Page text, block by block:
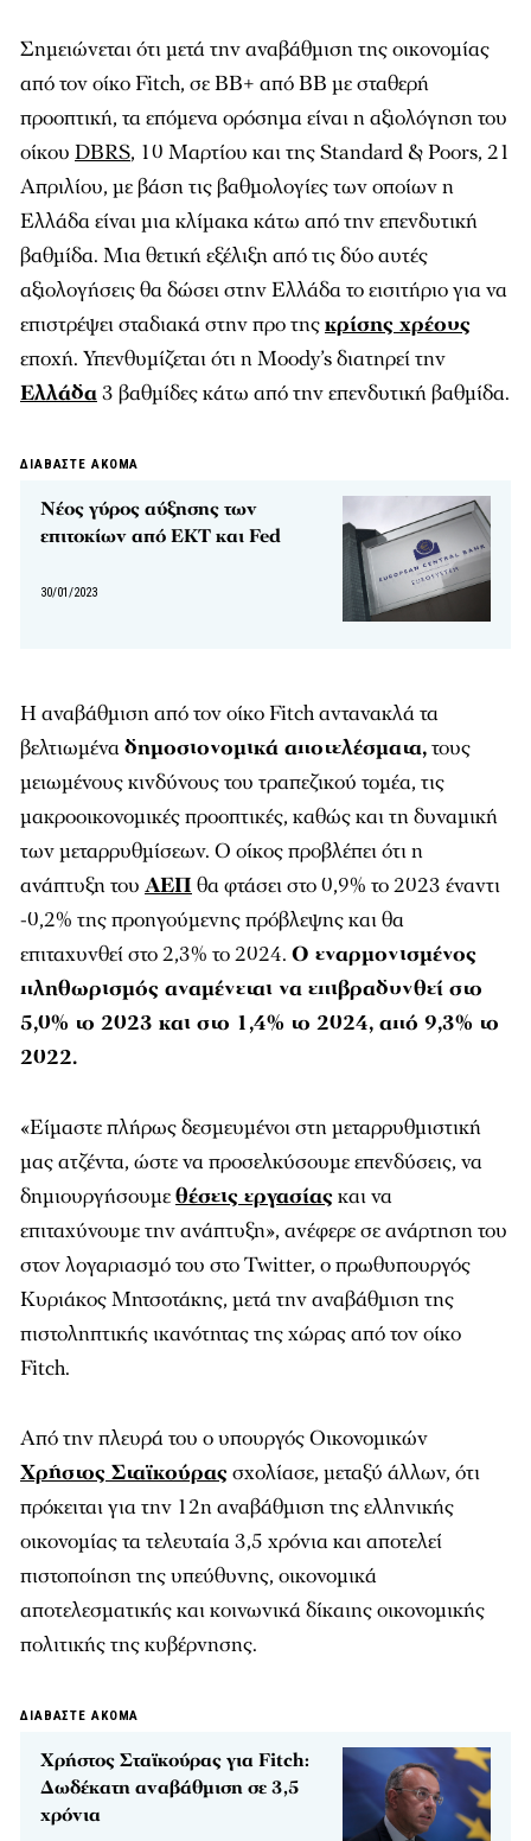
Σημειώνεται ότι μετά την αναβάθμιση της οικονομίας
από τον οίκο Fitch, σε ΒΒ+ από BB με σταθερή
προοπτική, τα επόμενα ορόσημα είναι η αξιολόγηση του
οίκου DBRS, 10 Μαρτίου και της Standard & Poors, 21
Απριλίου, με βάση τις βαθμολογίες των οποίων η
Ελλάδα είναι μια κλίμακα κάτω από την επενδυτική
βαθμίδα. Μια θετική εξέλιξη από τις δύο αυτές
αξιολογήσεις θα δώσει στην Ελλάδα το εισιτήριο για να
επιστρέψει σταδιακά στην προ τηςκρίσης χρέους
εποχή. Υπενθυμίζεται ότι η Moody’s διατηρεί την
Ελλάδα3 βαθμίδες κάτω από την επενδυτική βαθμίδα.
ΔΙΑΒΑΣΤΕ ΑΚΟΜΑ
Νέος γύρος αύξησης των
επιτοκίων από ΕΚΤ και Fed
30/01/2023
Η αναβάθμιση από τον οίκο Fitch αντανακλά τα
βελτιωμέναδημοσιονομικά αποτελέσματα,τους
μειωμένους κινδύνους του τραπεζικού τομέα, τις
μακροοικονομικές προοπτικές, καθώς και τη δυναμική
των μεταρρυθμίσεων. Ο οίκος προβλέπει ότι η
ανάπτυξη του ΑΕΠ θα φτάσει στο 0,9% το 2023 έναντι
-0,2% της προηγούμενης πρόβλεψης και θα
επιταχυνθεί στο 2,3% το 2024. Ο εναρμονισμένος
πληθωρισμός αναμένεται να επιβραδυνθεί στο
5,0% το 2023 και στο 1,4% το 2024, από 9,3% το
2022.
«Είμαστε πλήρως δεσμευμένοι στη μεταρρυθμιστική
μας ατζέντα, ώστε να προσελκύσουμε επενδύσεις, να
δημιουργήσουμεθέσεις εργασίαςκαι να
επιταχύνουμε την ανάπτυξη», ανέφερε σε ανάρτηση του
στον λογαριασμό του στο Twitter, o πρωθυπουργός
Κυριάκος Μητσοτάκης, μετά την αναβάθμιση της
πιστοληπτικής ικανότητας της χώρας από τον οίκο
Fitch.
Από την πλευρά του ο υπουργός Οικονομικών
Χρήστος Σταϊκούραςσχολίασε, μεταξύ άλλων, ότι
πρόκειται για την 12η αναβάθμιση της ελληνικής
οικονομίας τα τελευταία 3,5 χρόνια και αποτελεί
πιστοποίηση της υπεύθυνης, οικονομικά
αποτελεσματικής και κοινωνικά δίκαιης οικονομικής
πολιτικής της κυβέρνησης.
ΔΙΑΒΑΣΤΕ ΑΚΟΜΑ
Χρήστος Σταϊκούρας για Fitch:
Δωδέκατη αναβάθμιση σε 3,5
χρόνια